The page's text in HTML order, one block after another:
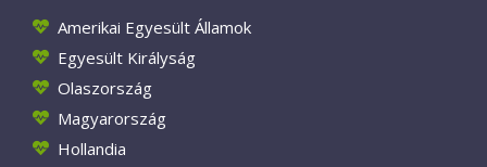
Amerikai Egyesült Államok
Egyesült Királyság
Olaszország
Magyarország
Hollandia